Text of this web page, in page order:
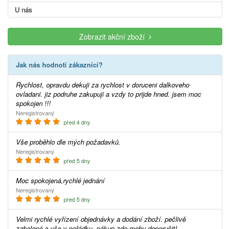
U nás
Zobrazit akční zboží
Jak nás hodnotí zákazníci?
Rychlost, opravdu dekuji za rychlost v doruceni dalkoveho
ovladani. jiz podruhe zakupuji a vzdy to prijde hned. jsem moc
spokojen !!!
Neregistrovaný
před 4 dny
Vše proběhlo dle mých požadavků.
Neregistrovaný
před 5 dny
Moc spokojená,rychlé jednání
Neregistrovaný
před 5 dny
Velmi rychlé vyřízení objednávky a dodání zboží. pečlivě